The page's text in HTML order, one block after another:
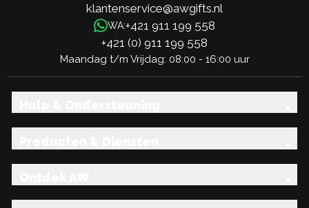
klantenservice@awgifts.nl
WA:+421 911 199 558
+421 (0) 911 199 558
Maandag t/m Vrijdag: 08:00 - 16:00 uur